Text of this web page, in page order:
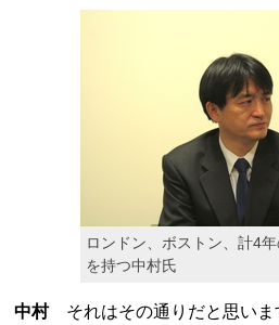
ロンドン、ボストン、計4
を持つ中村氏
中村それはその通りだと思いま